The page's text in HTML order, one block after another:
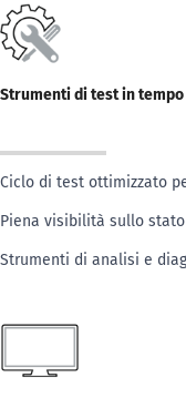
Strumenti di test in
Ciclo di test ottimizzato
Piena visibilità sullo
Strumenti di analisi e